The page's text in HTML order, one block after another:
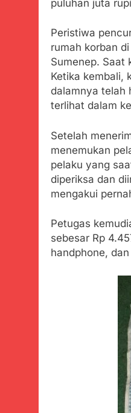
puluhan juta
Peristiwa
rumah korban
Sumenep. Saat
Ketika kembali,
dalamnya telah
terlihat dalam
Setelah
menemukan
pelaku yang
diperiksa dan
mengakui
Petugas
sebesar Rp
handphone,